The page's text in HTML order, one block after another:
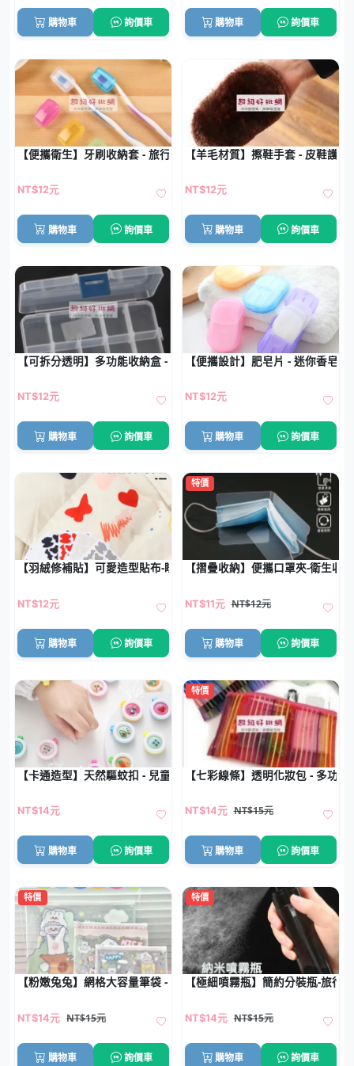
購物車 詢價車 購物車 詢價車
【便攜衛生】牙刷收納套 - 旅行牙刷頭套 (5入)
NT$12元
購物車 詢價車
【羊毛材質】擦鞋手套 - 皮鞋護
NT$12元
購物車 詢價車
【可拆分透明】多功能收納盒 - 首飾化妝品藥品整理盒
NT$12元
購物車 詢價車
【便攜設計】肥皂片 - 迷你香皂
NT$12元
購物車 詢價車
【羽絨修補貼】可愛造型貼布-睡袋雨傘包包補丁
NT$12元
購物車 詢價車
特價
【摺疊收納】便攜口罩夾-衛生收
NT$11元 NT$12元
購物車 詢價車
【卡通造型】天然驅蚊扣 - 兒童孕婦防蚊手環
NT$14元
購物車 詢價車
特價
【七彩線條】透明化妝包 - 多功
NT$14元 NT$15元
購物車 詢價車
特價
【粉嫩兔兔】網格大容量筆袋 - 多功能文具收納袋
NT$14元 NT$15元
購物車 詢價車
特價
【極細噴霧瓶】簡約分裝瓶-旅行
NT$14元 NT$15元
購物車 詢價車